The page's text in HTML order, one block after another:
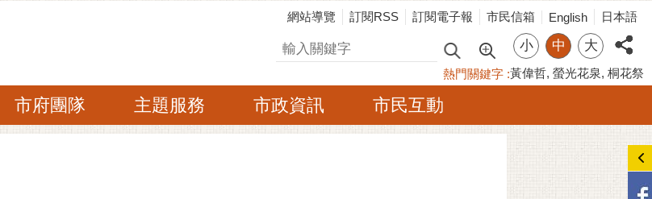
網站導覽 訂閱RSS 訂閱電子報 市民信箱 English 日本語
搜尋 小 中 大
熱門關鍵字 黃偉哲 螢光花泉 桐花祭
市府團隊 主題服務 市政資訊 市民互動